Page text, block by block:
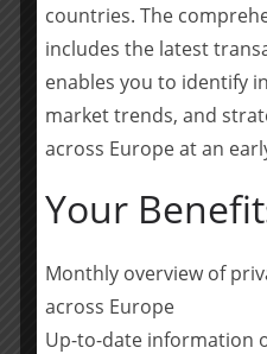
sowohl zu finanziellen als
Transaktionen führen.
renommierten
Salesforce, Microsoft,
zusammen. Zu ihren
deutsche und international
ALDI Süd, EDEKA, E.ON, Carl
Friedrichshafen und
Standorten in
Vereinigten Staaten
countries. The
includes the latest
enables you to identify
market trends, and
across Europe at an
Your
Monthly overview of
across Europe
Up-to-date information